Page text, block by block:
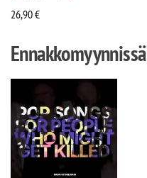
26,90€
Ennakkomyynnissä